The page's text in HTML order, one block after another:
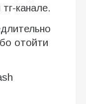
канале.
отойти